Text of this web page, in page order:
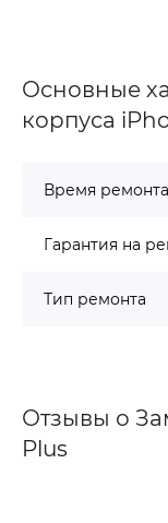
Основные
корпуса
Время ремонта
Гарантия на
Тип ремонта
Отзывы о
Plus